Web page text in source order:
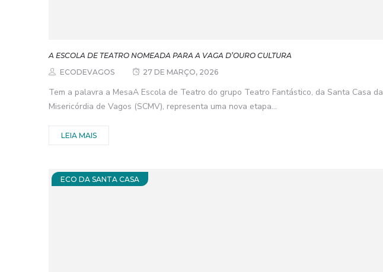
A ESCOLA DE TEATRO NOMEADA PARA A VAGA D’OURO CULTURA
ECODEVAGOS
27 DE MARÇO, 2026
Tem a palavra a MesaA Escola de Teatro do grupo Teatro Fantástico, da Santa Casa da
Misericórdia de Vagos (SCMV), representa uma nova etapa...
LEIA MAIS
ECO DA SANTA CASA